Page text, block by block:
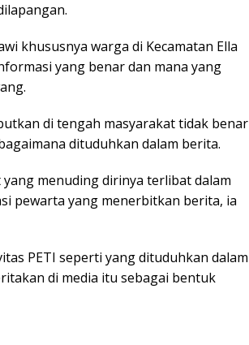
khususnya warga di Kecamatan Ella
yang benar dan mana yang
di tengah masyarakat tidak benar
dituduhkan dalam berita.
menuding dirinya terlibat dalam
pewarta yang menerbitkan berita, ia
PETI seperti yang dituduhkan dalam
di media itu sebagai bentuk